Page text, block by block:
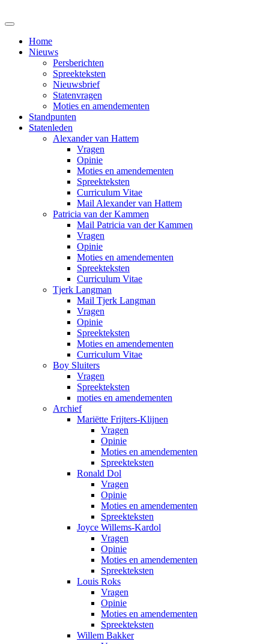
Home
Nieuws
Persberichten
Spreekteksten
Nieuwsbrief
Statenvragen
Moties en amendementen
Standpunten
Statenleden
Alexander van Hattem
Vragen
Opinie
Moties en amendementen
Spreekteksten
Curriculum Vitae
Mail Alexander van Hattem
Patricia van der Kammen
Mail Patricia van der Kammen
Vragen
Opinie
Moties en amendementen
Spreekteksten
Curriculum Vitae
Tjerk Langman
Mail Tjerk Langman
Vragen
Opinie
Spreekteksten
Moties en amendementen
Curriculum Vitae
Boy Sluiters
Vragen
Spreekteksten
moties en amendementen
Archief
Mariëtte Frijters-Klijnen
Vragen
Opinie
Moties en amendementen
Spreekteksten
Ronald Dol
Vragen
Opinie
Moties en amendementen
Spreekteksten
Joyce Willems-Kardol
Vragen
Opinie
Moties en amendementen
Spreekteksten
Louis Roks
Vragen
Opinie
Moties en amendementen
Spreekteksten
Willem Bakker